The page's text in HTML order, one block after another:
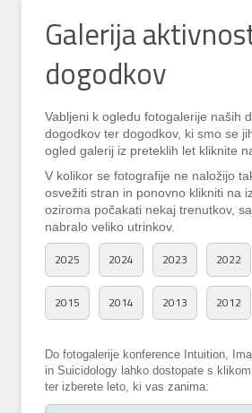
Galerija
dogodkov
Vabljeni k ogledu fotogalerije naših
dogodkov ter dogodkov, ki smo se
ogled galerij iz preteklih let kliknite
V kolikor se fotografije ne naložijo
osvežiti stran in ponovno klikniti na
oziroma počakati nekaj trenutkov,
nabralo veliko utrinkov.
2025 2024 2023 2022
2015 2014 2013 2012
Do fotogalerije konference Intuition,
in Suicidology lahko dostopate s
ter izberete leto, ki vas zanima: